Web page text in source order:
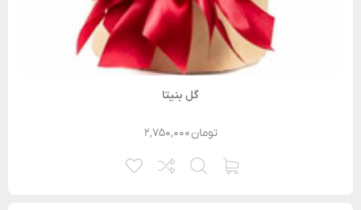
گل بنیتا
۲,۷۵۰,۰۰۰تومان